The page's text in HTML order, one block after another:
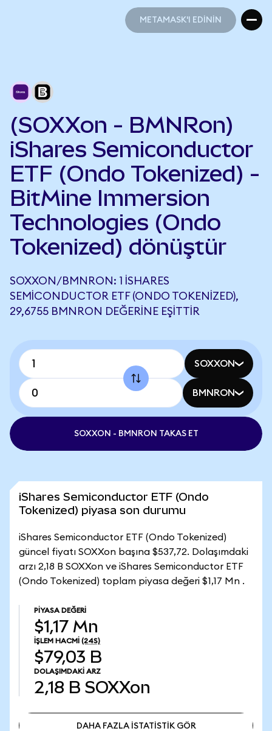
METAMASK'I EDİNİN
(SOXXon - BMNRon)
iShares Semiconductor
ETF (Ondo Tokenized) -
BitMine Immersion
Technologies (Ondo
Tokenized) dönüştür
SOXXON/BMNRON: 1 ISHARES
SEMICONDUCTOR ETF (ONDO TOKENIZED),
29,6755 BMNRON DEĞERINE EŞITTIR
SOXXON
BMNRON
SOXXON - BMNRON TAKAS ET
iShares Semiconductor ETF (Ondo
Tokenized) piyasa son durumu
iShares Semiconductor ETF (Ondo Tokenized)
güncel fiyatı SOXXon başına $537,72. Dolaşımdaki
arzı 2,18 B SOXXon ve iShares Semiconductor ETF
(Ondo Tokenized) toplam piyasa değeri $1,17 Mn .
PIYASA DEĞERI
$1,17 Mn
İŞLEM HACMI (24S)
$79,03 B
DOLAŞIMDAKI ARZ
2,18 B SOXXon
DAHA FAZLA İSTATİSTİK GÖR